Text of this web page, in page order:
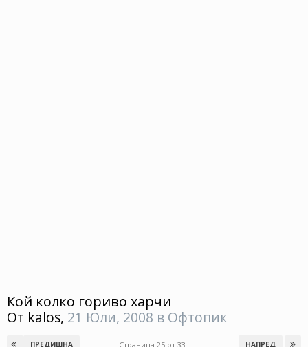
Кой колко гориво харчи
От kalos, 21 Юли, 2008 в Офтопик
ПРЕДИШНА НАПРЕД
Страница 25 от 33